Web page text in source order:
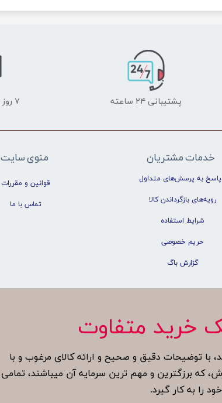
خرید متفاوت
با توضیحات دقیق و صحیح و ارائه کالای مرغوب و با
که برزگترین و مهم ترین سرمایه آن میباشند، تمامی
را به کار گیرد.
پشتیبانی ۲۴ ساعته ۷ روز ضمانت بازگشت
خدمات مشتریان
پاسخ به پرسش‌های متداول
رویه‌های بازگرداندن کالا
شرایط استفاده
حریم خصوصی
گزارش باگ
منوی سایت
قوانین و مقررات
تماس با ما